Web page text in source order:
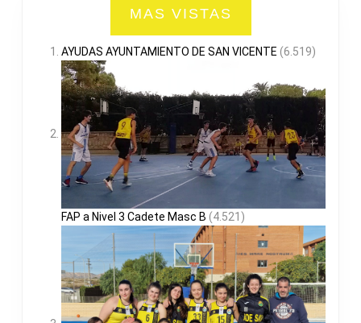
MAS VISTAS
AYUDAS AYUNTAMIENTO DE SAN VICENTE (6.519)
FAP a Nivel 3 Cadete Masc B (4.521)